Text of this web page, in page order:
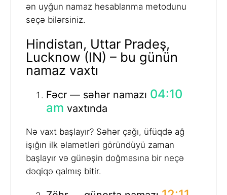
ən uyğun namaz hesablanma metodunu
seçə bilərsiniz.
Hindistan, Uttar Pradeş,
Lucknow (IN) – bu günün
namaz vaxtı
Fəcr — səhər namazı 04:10
am vaxtında
Nə vaxt başlayır? Səhər çağı, üfüqdə ağ
işığın ilk əlamətləri göründüyü zaman
başlayır və günəşin doğmasına bir neçə
dəqiqə qalmış bitir.